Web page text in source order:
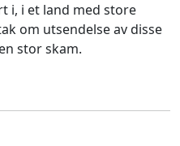
i, i et land med store
om utsendelse av disse
stor skam.